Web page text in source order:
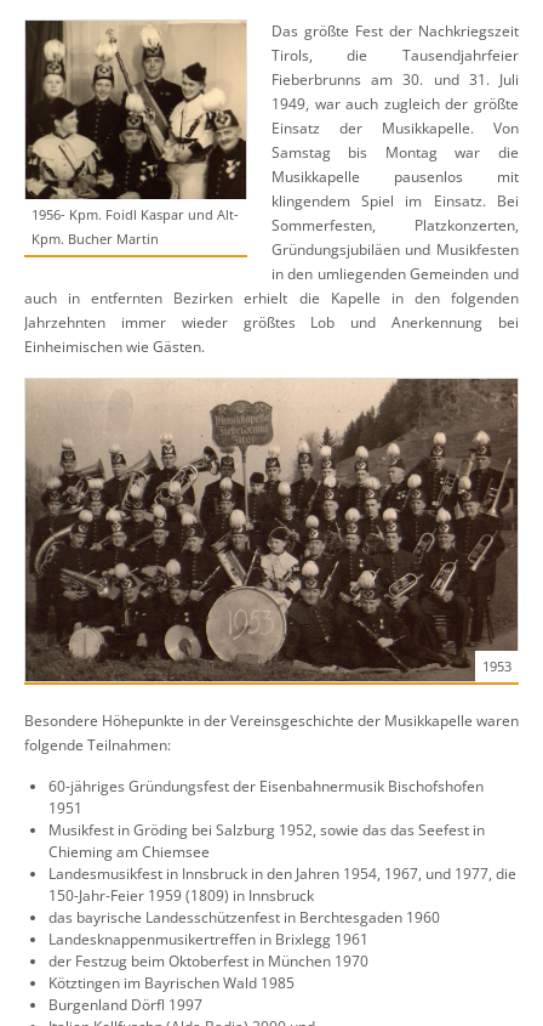
1956- Kpm. Foidl Kaspar und Alt-
Kpm. Bucher Martin
Das größte Fest der Nachkriegszeit
Tirols, die Tausendjahrfeier
Fieberbrunns am 30. und 31. Juli
1949, war auch zugleich der größte
Einsatz der Musikkapelle. Von
Samstag bis Montag war die
Musikkapelle pausenlos mit
klingendem Spiel im Einsatz. Bei
Sommerfesten, Platzkonzerten,
Gründungsjubiläen und Musikfesten
in den umliegenden Gemeinden und
auch in entfernten Bezirken erhielt die Kapelle in den folgenden
Jahrzehnten immer wieder größtes Lob und Anerkennung bei
Einheimischen wie Gästen.
1953
Besondere Höhepunkte in der Vereinsgeschichte der Musikkapelle waren
folgende Teilnahmen:
60-jähriges Gründungsfest der Eisenbahnermusik Bischofshofen
1951
Musikfest in Gröding bei Salzburg 1952, sowie das das Seefest in
Chieming am Chiemsee
Landesmusikfest in Innsbruck in den Jahren 1954, 1967, und 1977, die
150-Jahr-Feier 1959 (1809) in Innsbruck
das bayrische Landesschützenfest in Berchtesgaden 1960
Landesknappenmusikertreffen in Brixlegg 1961
der Festzug beim Oktoberfest in München 1970
Kötztingen im Bayrischen Wald 1985
Burgenland Dörfl 1997